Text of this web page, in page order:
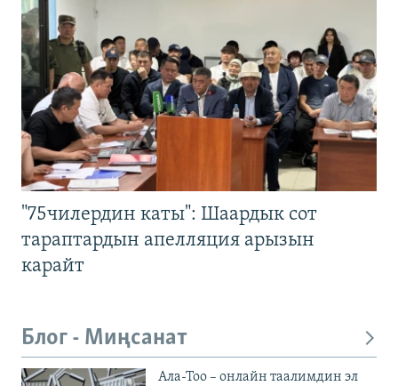
"75чилердин каты": Шаардык сот
тараптардын апелляция арызын
карайт
Блог - Миңсанат
Ала-Тоо – онлайн таалимдин эл